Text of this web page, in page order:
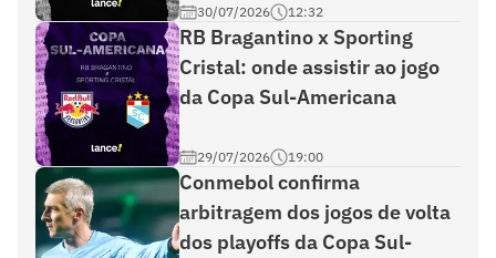
30/07/2026 12:32
RB Bragantino x Sporting
Cristal: onde assistir ao jogo
da Copa Sul-Americana
29/07/2026 19:00
Conmebol confirma
arbitragem dos jogos de volta
dos playoffs da Copa Sul-